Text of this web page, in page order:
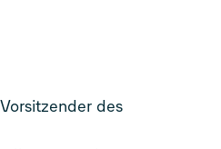
des